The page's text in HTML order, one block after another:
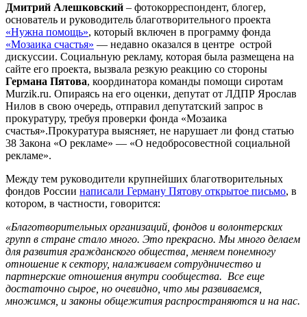
Дмитрий Алешковский – фотокорреспондент, блогер,
основатель и руководитель благотворительного проекта
«Нужна помощь», который включен в программу фонда
«Мозаика счастья» — недавно оказался в центре острой
дискуссии. Социальную рекламу, которая была размещена на
сайте его проекта, вызвала резкую реакцию со стороны
Германа Пятова, координатора команды помощи сиротам
Murzik.ru. Опираясь на его оценки, депутат от ЛДПР Ярослав
Нилов в свою очередь, отправил депутатский запрос в
прокуратуру, требуя проверки фонда «Мозаика
счастья».Прокуратура выясняет, не нарушает ли фонд статью
38 Закона «О рекламе» — «О недобросовестной социальной
рекламе».
Между тем руководители крупнейших благотворительных
фондов России написали Герману Пятову открытое письмо, в
котором, в частности, говорится:
«Благотворительных организаций, фондов и волонтерских
групп в стране стало много. Это прекрасно. Мы много делаем
для развития гражданского общества, меняем понемногу
отношение к сектору, налаживаем сотрудничество и
партнерские отношения внутри сообщества. Все еще
достаточно сырое, но очевидно, что мы развиваемся,
множимся, и законы общежития распространяются и на нас.